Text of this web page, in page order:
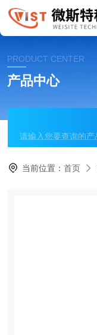
PRODUCT CENTER
产品中心
当前位置：首页